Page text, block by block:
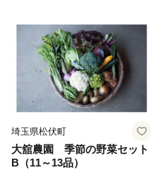
玉ねぎ じゃがいも キャベツ
白菜 ベジライフ 千葉県 我孫
埼玉県松伏町
大舘農園 季節の野菜セット
B（11～13品）